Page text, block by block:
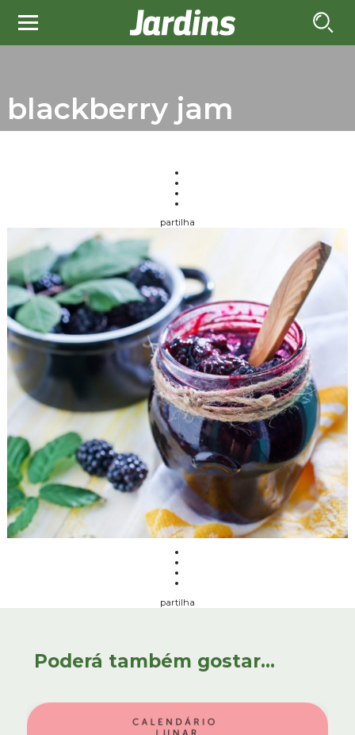
blackberry jam
partilha
partilha
Poderá também gostar...